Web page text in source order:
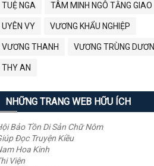
TUỆ NGA TÂM MINH NGÔ TẰNG GIAO
UYÊN VY VƯƠNG KHẨU NGHIỆP
VƯƠNG THANH VƯƠNG TRÙNG
THY AN
NHỮNG TRANG WEB HỮU ÍCH
Bảo Tồn Di Sản Chữ Nôm
Đọc Truyện Kiều
Hoa Kinh
Viện